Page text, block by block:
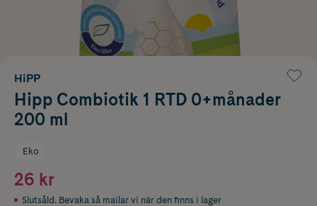
HiPP
Hipp Combiotik 1 RTD 0+månader
200 ml
Eko
26 kr
Slutsåld. Bevaka så mailar vi när den finns i lager